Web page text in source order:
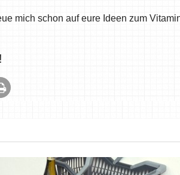
mich schon auf eure Ideen zum